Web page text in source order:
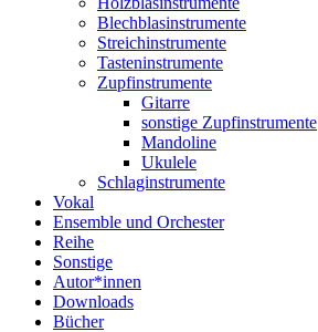
Blechblasinstrumente
Streichinstrumente
Tasteninstrumente
Zupfinstrumente
Gitarre
sonstige Zupfinstrumente
Mandoline
Ukulele
Schlaginstrumente
Vokal
Ensemble und Orchester
Reihe
Sonstige
Autor*innen
Downloads
Bücher